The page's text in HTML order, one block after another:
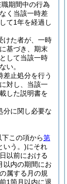
期間中の行為
く当該一時差
て1年を経過し
けた者が、一時
基づき、期末
して当該一時
い。
差止処分を行う
対し、当該一
した説明書を
分に関し必要な
下この項から第
いう。)にそれ
以前における
以内の期間にお
属する月の規
1箇月以内に退